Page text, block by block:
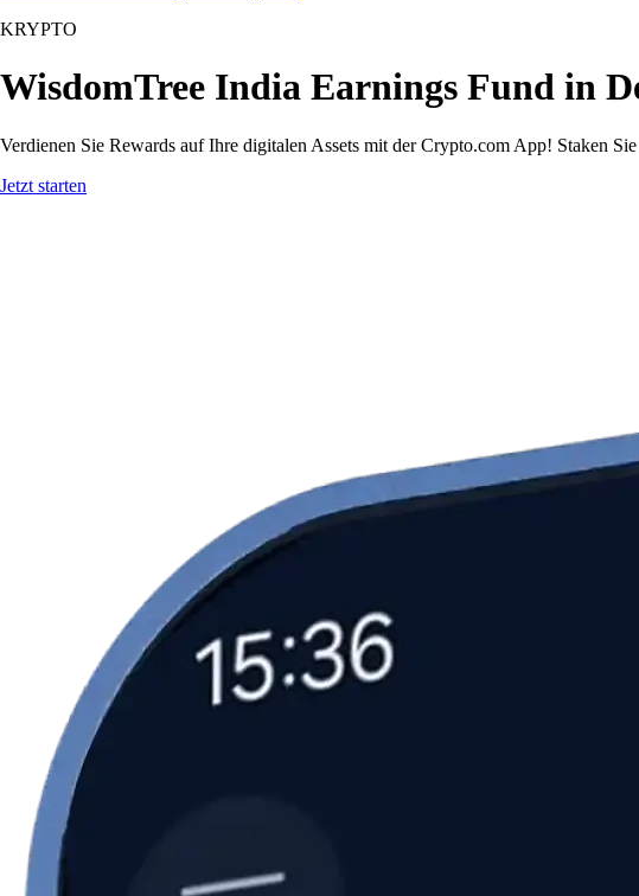
KRYPTO
WisdomTree India Earnings Fund in
Verdienen Sie Rewards auf Ihre digitalen Assets mit der Crypto.com App! Staken
Jetzt starten